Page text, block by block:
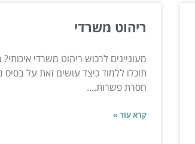
ריהוט משרדי
מעוניינים לרכוש ריהוט משרדי
תוכלו ללמוד כיצד עושים זאת על בסיס
חסרת פשרות....
קרא עוד »